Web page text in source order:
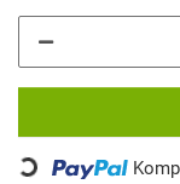
Loading...